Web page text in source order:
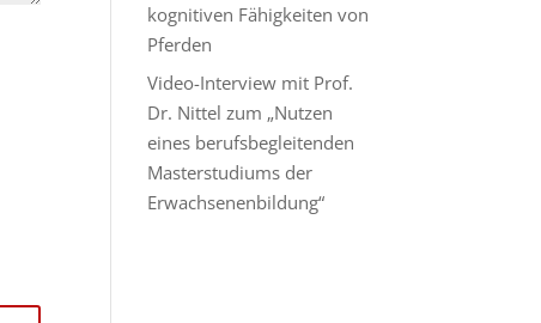
kognitiven Fähigkeiten von
Pferden
Video-Interview mit Prof.
Dr. Nittel zum „Nutzen
eines berufsbegleitenden
Masterstudiums der
Erwachsenenbildung“